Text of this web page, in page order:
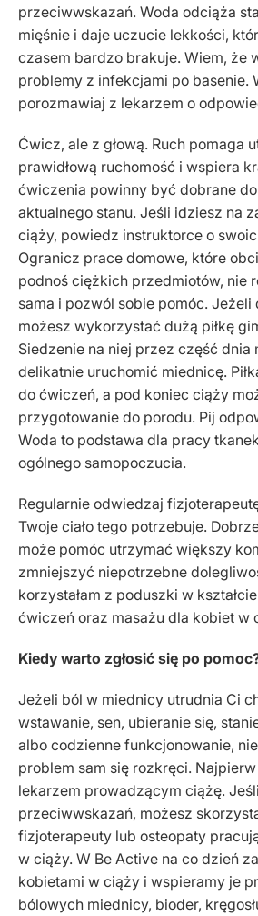
przeciwwskazań. Woda odciąża
mięśnie i daje uczucie lekkości,
czasem bardzo brakuje. Wiem, że
problemy z infekcjami po basenie.
porozmawiaj z lekarzem o
Ćwicz, ale z głową. Ruch pomaga
prawidłową ruchomość i wspiera
ćwiczenia powinny być dobrane
aktualnego stanu. Jeśli idziesz na
ciąży, powiedz instruktorce o
Ogranicz prace domowe, które
podnoś ciężkich przedmiotów, nie
sama i pozwól sobie pomóc. Jeżeli
możesz wykorzystać dużą piłkę
Siedzenie na niej przez część dnia
delikatnie uruchomić miednicę.
do ćwiczeń, a pod koniec ciąży
przygotowanie do porodu. Pij
Woda to podstawa dla pracy
ogólnego samopoczucia.
Regularnie odwiedzaj
Twoje ciało tego potrzebuje.
może pomóc utrzymać większy
zmniejszyć niepotrzebne
korzystałam z poduszki w
ćwiczeń oraz masażu dla kobiet w
Kiedy warto zgłosić się po
Jeżeli ból w miednicy utrudnia Ci
wstawanie, sen, ubieranie się,
albo codzienne funkcjonowanie,
problem sam się rozkręci.
lekarzem prowadzącym ciążę.
przeciwwskazań, możesz
fizjoterapeuty lub osteopaty
w ciąży. W Be Active na co dzień
kobietami w ciąży i wspieramy je
bólowych miednicy, bioder,